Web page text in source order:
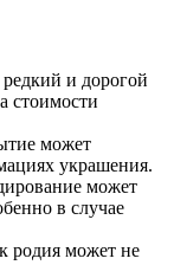
и дорогой
стоимости
может
украшения.
может
в случае
родия может не